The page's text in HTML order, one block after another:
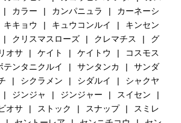
カラー カンパニュラ
カーネーシ
キキョウ キュウコンルイ
キンセン
クリスマスローズ クレマチス
グ
オサ ケイト ケイトウ
コスモス
テンタニクルイ サンタンカ
サンダ
シクラメン シダルイ
シャクヤ
ジンジャ ジンジャー
スイセン
オサ ストック スナップ
スミレ